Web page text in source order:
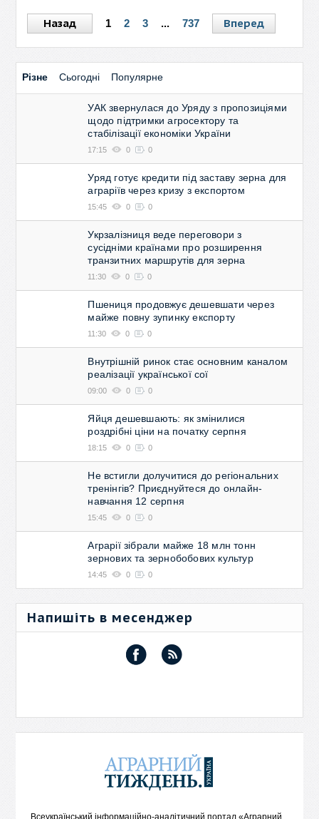
Назад 1 2 3 ... 737 Вперед
Різне Сьогодні Популярне
УАК звернулася до Уряду з пропозиціями
щодо підтримки агросектору та
стабілізації економіки України
17:15 0 0
Уряд готує кредити під заставу зерна для
аграріїв через кризу з експортом
15:45 0 0
Укрзалізниця веде переговори з
сусідніми країнами про розширення
транзитних маршрутів для зерна
11:30 0 0
Пшениця продовжує дешевшати через
майже повну зупинку експорту
11:30 0 0
Внутрішній ринок стає основним каналом
реалізації української сої
09:00 0 0
Яйця дешевшають: як змінилися
роздрібні ціни на початку серпня
18:15 0 0
Не встигли долучитися до регіональних
тренінгів? Приєднуйтеся до онлайн-
навчання 12 серпня
15:45 0 0
Аграрії зібрали майже 18 млн тонн
зернових та зернобобових культур
14:45 0 0
Напишіть в месенджер
Всеукраїнський інформаційно-аналітичний портал «Аграрний